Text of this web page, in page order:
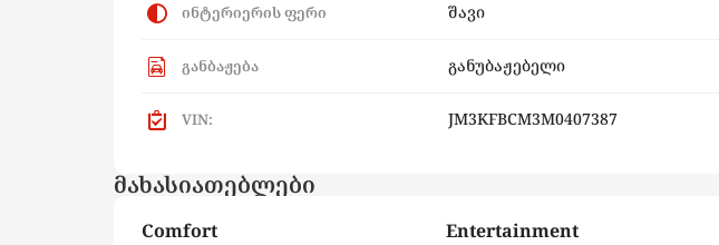
ინტერიერის ფერი შავი
განბაჟება განუბაჟებელი
VIN: JM3KFBCM3M0407387
მახასიათებლები
Comfort Entertainment